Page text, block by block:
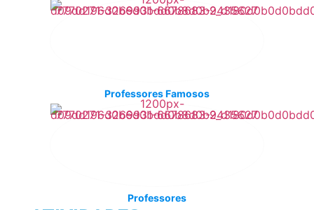
Professores Famosos
Professores